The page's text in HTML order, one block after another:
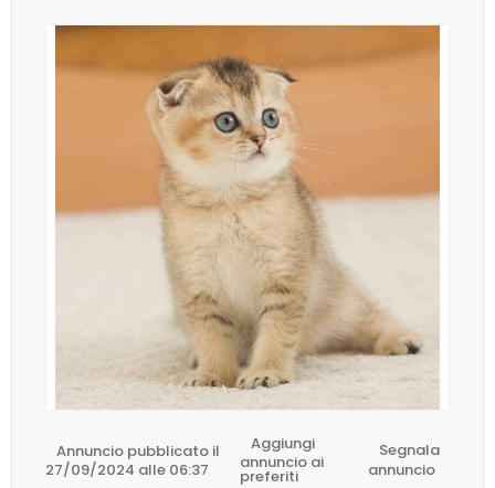
Annuncio pubblicato il
27/09/2024 alle 06:37
Aggiungi
annuncio ai
preferiti
Segnala
annuncio